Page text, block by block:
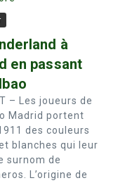
à
en passant
– Les joueurs de
Madrid portent
des couleurs
blanches qui leur
surnom de
L’origine de